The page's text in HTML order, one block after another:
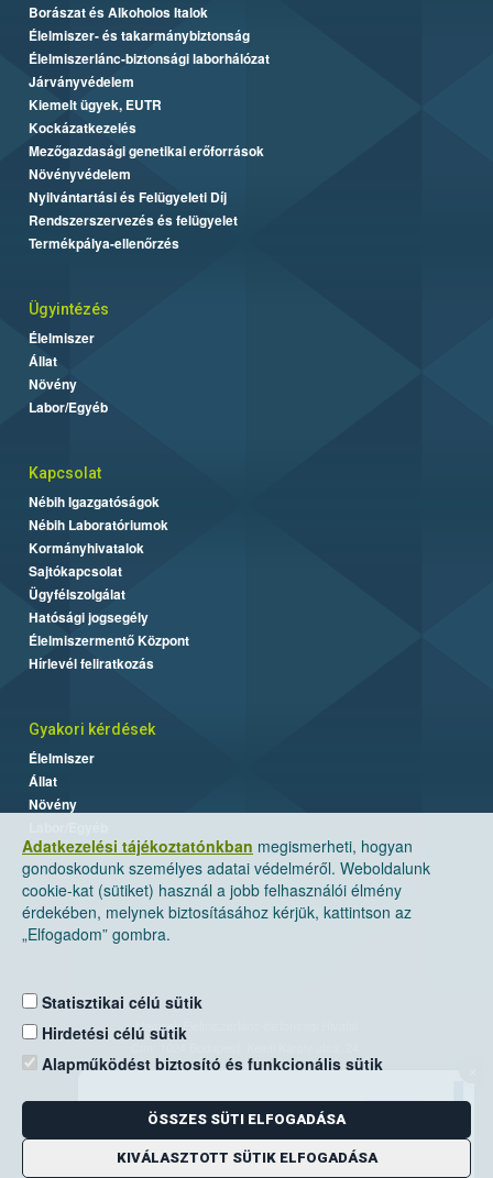
Adatkezelési tájékoztatónkban megismerheti, hogyan
gondoskodunk személyes adatai védelméről. Weboldalunk
cookie-kat (sütiket) használ a jobb felhasználói élmény
érdekében, melynek biztosításához kérjük, kattintson az
„Elfogadom” gombra.
Statisztikai célú sütik
Hirdetési célú sütik
Alapműködést biztosító és funkcionális sütik
ÖSSZES SÜTI ELFOGADÁSA
KIVÁLASZTOTT SÜTIK ELFOGADÁSA
Borászat és Alkoholos Italok
Élelmiszer- és takarmánybiztonság
Élelmiszerlánc-biztonsági laborhálózat
Járványvédelem
Kiemelt ügyek, EUTR
Kockázatkezelés
Mezőgazdasági genetikai erőforrások
Növényvédelem
Nyilvántartási és Felügyeleti Díj
Rendszerszervezés és felügyelet
Termékpálya-ellenőrzés
Ügyintézés
Élelmiszer
Állat
Növény
Labor/Egyéb
Kapcsolat
Nébih Igazgatóságok
Nébih Laboratóriumok
Kormányhivatalok
Sajtókapcsolat
Ügyfélszolgálat
Hatósági jogsegély
Élelmiszermentő Központ
Hírlevél feliratkozás
Gyakori kérdések
Élelmiszer
Állat
Növény
Nemzeti Élelmiszerlánc-biztonsági Hivatal
Levelezési cím: 1525 Budapest. Pf. 30.
E-mail:ugyfelszolgalat@nebih.gov.hu
Zöld szám: 06-80/263-244
Telefon: 06-1/ 336-9000